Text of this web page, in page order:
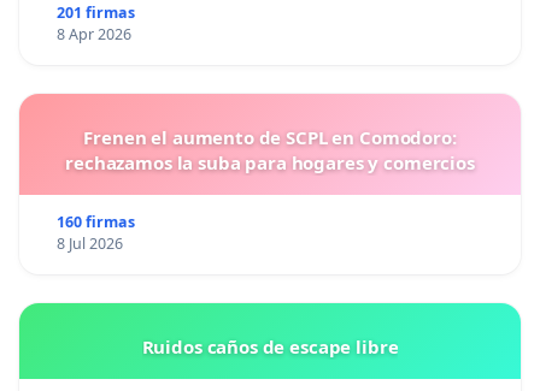
201 firmas
8 Apr 2026
Frenen el aumento de SCPL en Comodoro:
rechazamos la suba para hogares y comercios
160 firmas
8 Jul 2026
Ruidos caños de escape libre